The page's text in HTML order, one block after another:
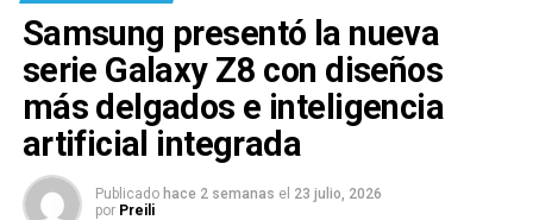
Samsung presentó la nueva
serie Galaxy Z8 con diseños
más delgados e inteligencia
artificial integrada
Publicado hace 2 semanas el 23 julio, 2026
por Preili